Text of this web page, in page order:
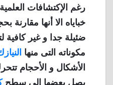
رغم الإكتشافات
خباياه الا أنها مقارنة
ضئيلة جدا و غير
مكوناته التى منها
الأشكال و الأحجام
يصل بعضها الى سطح